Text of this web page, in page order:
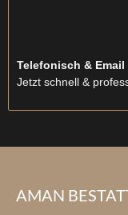
Telefonisch & Email
Jetzt schnell &
AMAN